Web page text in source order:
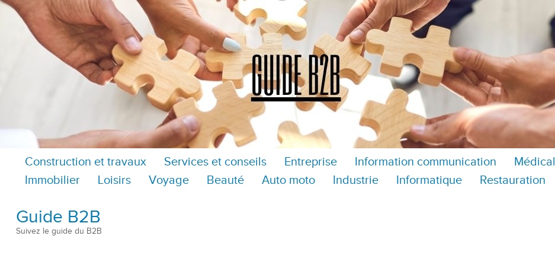
Construction et travaux Services et conseils Entreprise Information communication Médical
Immobilier
Loisirs Voyage Beauté Auto moto Industrie Informatique Restauration
Guide B2B
Suivez le guide du B2B